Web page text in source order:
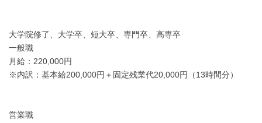
大学院修了、大学卒、短大卒、専門卒、高専卒
一般職
月給：220,000円
※内訳：基本給200,000円＋固定残業代20,000円（13時間分）
営業職